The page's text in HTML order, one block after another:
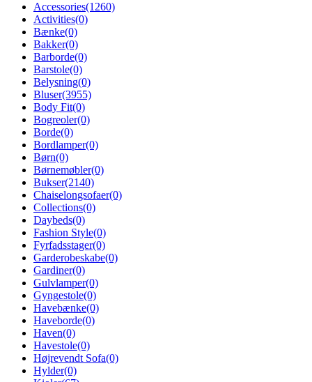
Accessories(1260)
Activities(0)
Bænke(0)
Bakker(0)
Barborde(0)
Barstole(0)
Belysning(0)
Bluser(3955)
Body Fit(0)
Bogreoler(0)
Borde(0)
Bordlamper(0)
Børn(0)
Børnemøbler(0)
Bukser(2140)
Chaiselongsofaer(0)
Collections(0)
Daybeds(0)
Fashion Style(0)
Fyrfadsstager(0)
Garderobeskabe(0)
Gardiner(0)
Gulvlamper(0)
Gyngestole(0)
Havebænke(0)
Haveborde(0)
Haven(0)
Havestole(0)
Højrevendt Sofa(0)
Hylder(0)